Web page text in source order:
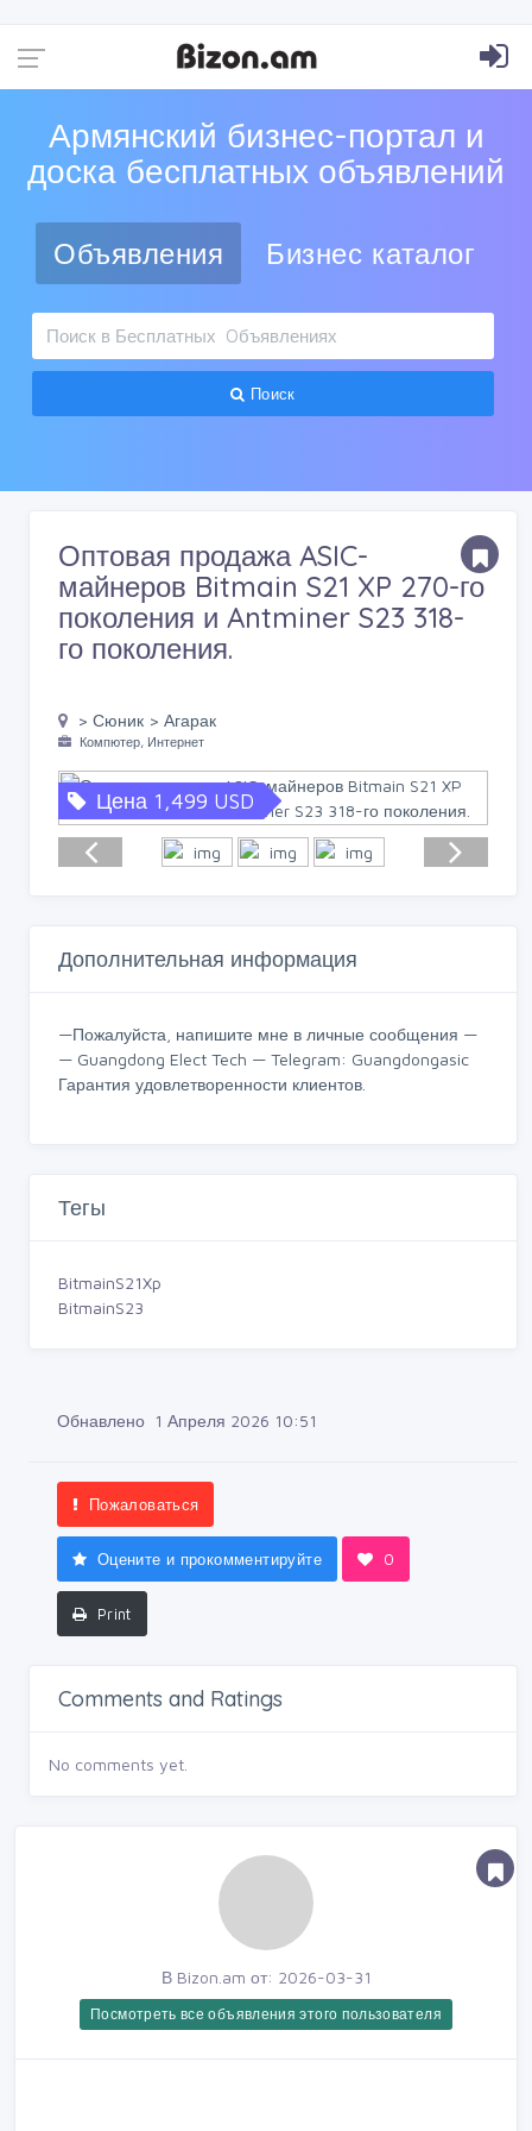
Армянский бизнес-портал и
доска бесплатных объявлений
Объявления Бизнес каталог
Поиск
Оптовая продажа ASIC-
майнеров Bitmain S21 XP 270-го
поколения и Antminer S23 318-
го поколения.
> Сюник > Агарак
Компютер, Интернет
Цена 1,499 USD
Дополнительная информация
—Пожалуйста, напишите мне в личные сообщения —
— Guangdong Elect Tech — Telegram: Guangdongasic
Гарантия удовлетворенности клиентов.
Тегы
BitmainS21Xp
BitmainS23
Обнавлено 1 Апреля 2026 10:51
Пожаловаться
Оцените и прокомментируйте 0
Print
Comments and Ratings
No comments yet.
В Bizon.am от: 2026-03-31
Посмотреть все объявления этого пользователя